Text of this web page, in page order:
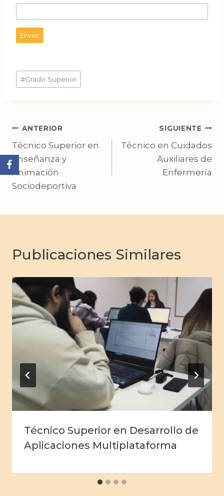
Enviar
Etiquetas
de
#Grado Superior
Navegación
de
entradas
ANTERIOR
Técnico Superior en
Enseñanza y
Animación
Sociodeportiva
SIGUIENTE
Técnico en Cuidados
Auxiliares de
Enfermería
Publicaciones Similares
Técnico Superior en Desarrollo de
Aplicaciones Multiplataforma